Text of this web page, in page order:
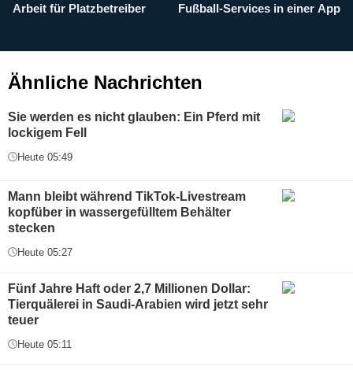
Arbeit für Platzbetreiber
Fußball-Services in einer App
Ähnliche Nachrichten
Sie werden es nicht glauben: Ein Pferd mit
lockigem Fell
Heute 05:49
Mann bleibt während TikTok-Livestream
kopfüber in wassergefülltem Behälter
stecken
Heute 05:27
Fünf Jahre Haft oder 2,7 Millionen Dollar:
Tierquälerei in Saudi-Arabien wird jetzt sehr
teuer
Heute 05:11